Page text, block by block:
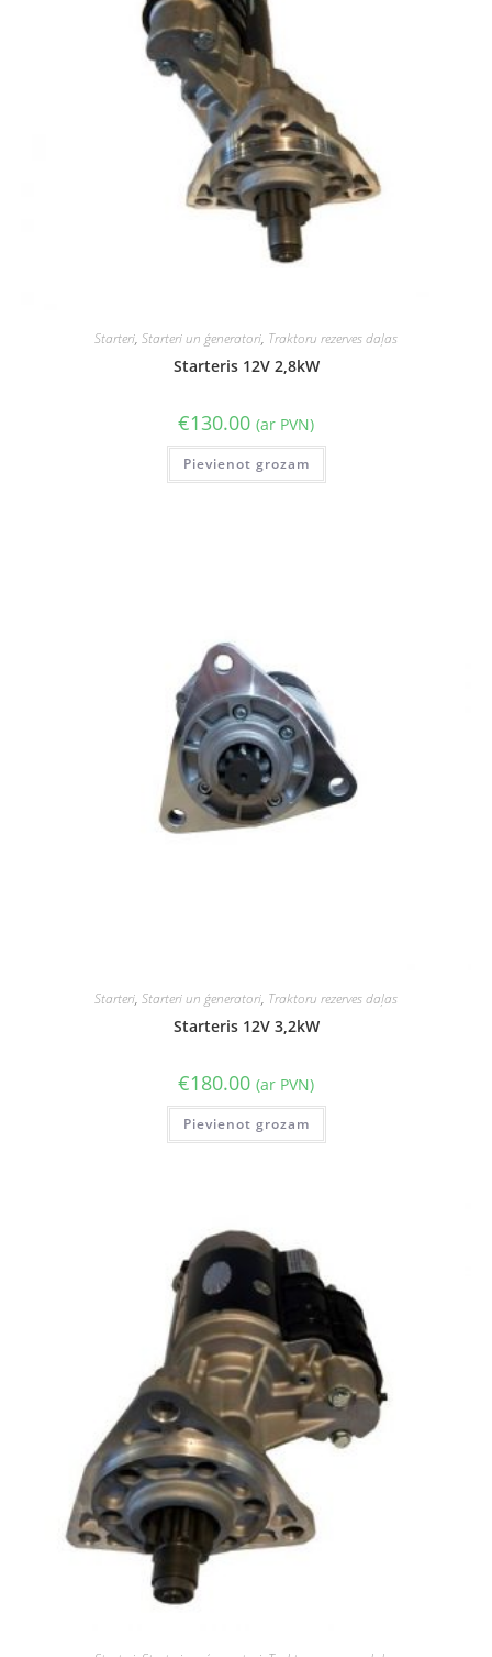
Starteri, Starteri un ģeneratori, Traktoru rezerves daļas
Starteris 12V 2,8kW
€130.00 (ar PVN)
Pievienot grozam
Starteri, Starteri un ģeneratori, Traktoru rezerves daļas
Starteris 12V 3,2kW
€180.00 (ar PVN)
Pievienot grozam